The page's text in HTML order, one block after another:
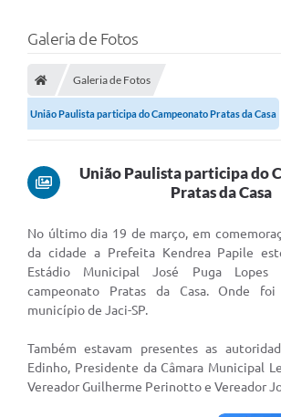
A Câmara
O Município
Contato
Legislação
Contas Públicas
Arquivos para Download
Carta de Serviços
Galeria de Fotos
Galeria de Fotos
União Paulista participa do Campeonato Pratas da Casa
União Paulista participa do
Pratas da Casa
No último dia 19 de março, em
da cidade a Prefeita Kendrea Papile
Estádio Municipal José Puga Lopes
campeonato Pratas da Casa. Onde
município de Jaci-SP.
Também estavam presentes as
Edinho, Presidente da Câmara Municipal
Vereador Guilherme Perinotto e Vereador